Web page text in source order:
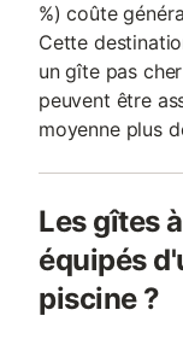
%) coûte
Cette
un gîte pas
peuvent être
moyenne plus
Les gîtes
équipés
piscine ?